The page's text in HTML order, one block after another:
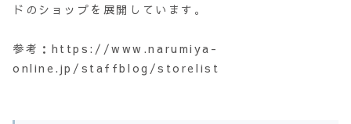
ドのショップを展開しています。
参考：https://www.narumiya-
online.jp/staffblog/storelist